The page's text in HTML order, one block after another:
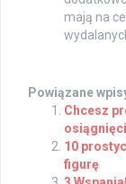
mają na
Powiązane
Chcesz
10
figurę